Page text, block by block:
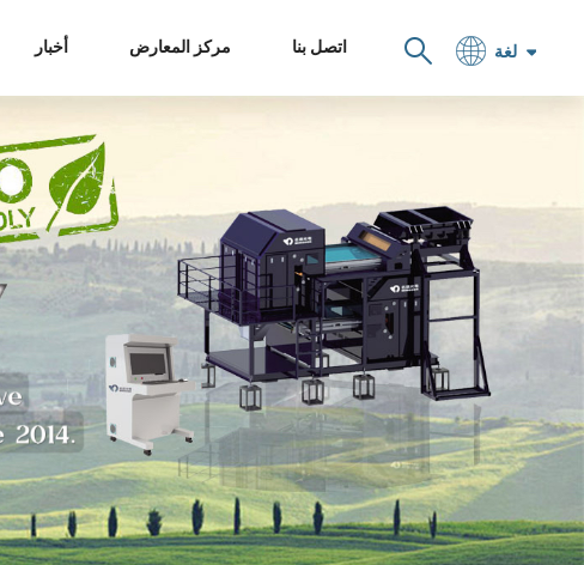
لغة أخبار مركز المعارض اتصل بنا